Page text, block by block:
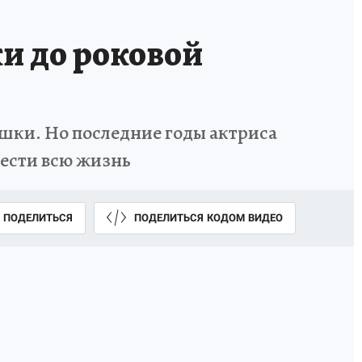
до роковой
Но последние годы актриса
всю жизнь
ПОДЕЛИТЬСЯ ПОДЕЛИТЬСЯ КОДОМ ВИДЕО